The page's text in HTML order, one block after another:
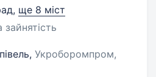
, ще 8 міст
Укроборомпром,